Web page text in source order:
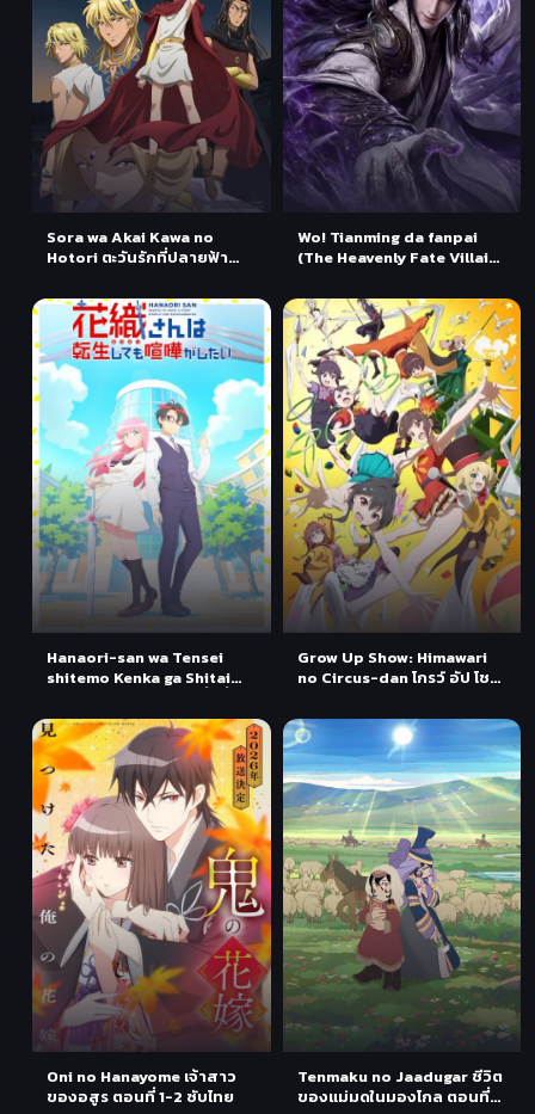
Sora wa Akai Kawa no
Hotori ตะวันรักที่ปลายฟ้า
Wo! Tianming da fanpai
(The Heavenly Fate Villain)
1-3 ซับไทย
Hanaori-san wa Tensei
shitemo Kenka ga Shitai
ขอมีเรื่อง ตอนที่ 1 ซับไทย
Grow Up Show: Himawari
no Circus-dan โกรว์ อัป โชว์:
1-2 ซับไทย
Oni no Hanayome เจ้าสาว
ของอสูร ตอนที่ 1-2 ซับไทย
Tenmaku no Jaadugar ชีวิต
ของแม่มดในมองโกล ตอนที่